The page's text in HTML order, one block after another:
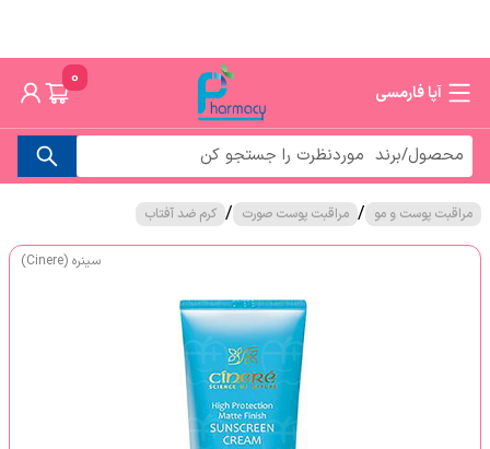
آپا فارمسی
0
مراقبت پوست و مو / مراقبت پوست صورت / کرم ضد آفتاب
سینره (Cinere)